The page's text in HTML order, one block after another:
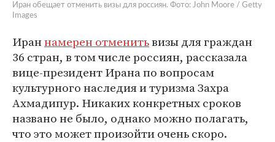
Иран обещает отменить визы для россиян. Фото: John Moore / Getty
Images
Ираннамерен отменитьвизы для граждан
36 стран, в том числе россиян, рассказала
вице-президент Ирана по вопросам
культурного наследия и туризма Захра
Ахмадипур. Никаких конкретных сроков
названо не было, однако можно полагать,
что это может произойти очень скоро.